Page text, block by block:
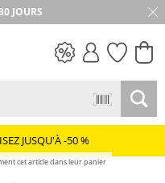
JOURS
JUSQU'À -50 %
cet article dans leur panier